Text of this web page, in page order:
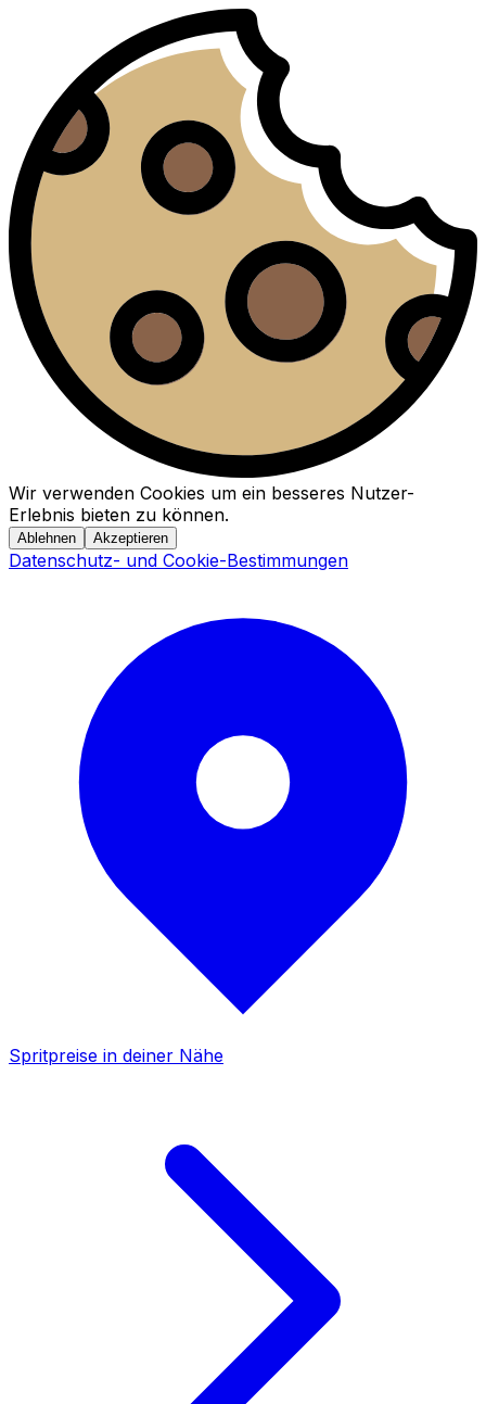
Wir verwenden Cookies um ein besseres Nutzer-
Erlebnis bieten zu können.
Ablehnen Akzeptieren
Datenschutz- und Cookie-Bestimmungen
Spritpreise in deiner Nähe